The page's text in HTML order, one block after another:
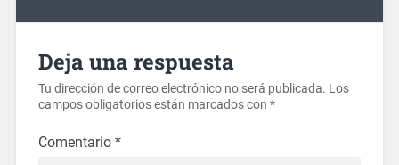
Deja una respuesta
Tu dirección de correo electrónico no será publicada. Los
campos obligatorios están marcados con *
Comentario *